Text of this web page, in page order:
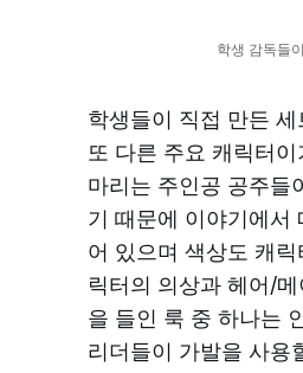
학생 감독들
학생들이 직접 만든
또 다른 주요 캐릭터
마리는 주인공 공주들
기 때문에 이야기에서
어 있으며 색상도 캐
릭터의 의상과 헤어/
을 들인 룩 중 하나는
리더들이 가발을 사용